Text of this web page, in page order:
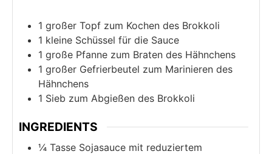
1 großer Topf zum Kochen des Brokkoli
1 kleine Schüssel für die Sauce
1 große Pfanne zum Braten des Hähnchens
1 großer Gefrierbeutel zum Marinieren des
Hähnchens
1 Sieb zum Abgießen des Brokkoli
INGREDIENTS
¼ Tasse Sojasauce mit reduziertem